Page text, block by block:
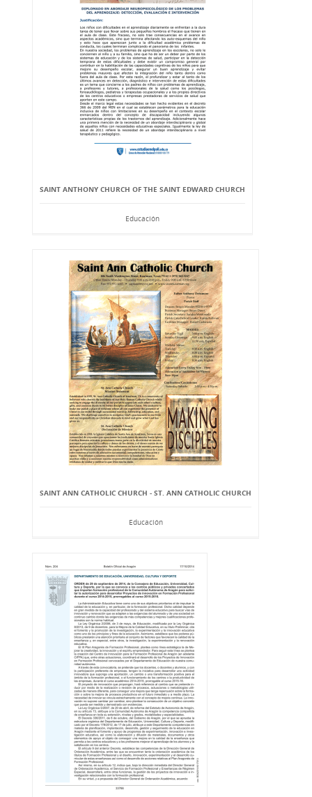
SAINT ANTHONY CHURCH OF THE SAINT EDWARD CHURCH
Educación
SAINT ANN CATHOLIC CHURCH - ST. ANN CATHOLIC CHURCH
Educación